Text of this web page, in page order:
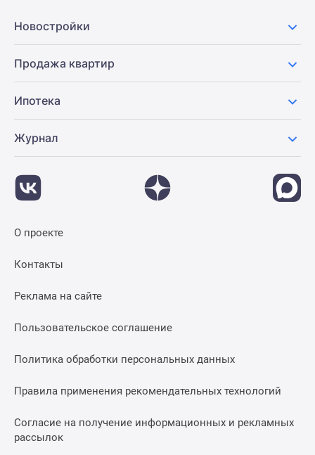
Новостройки
Продажа квартир
Ипотека
Журнал
О проекте
Контакты
Реклама на сайте
Пользовательское соглашение
Политика обработки персональных данных
Правила применения рекомендательных технологий
Согласие на получение информационных и рекламных
рассылок